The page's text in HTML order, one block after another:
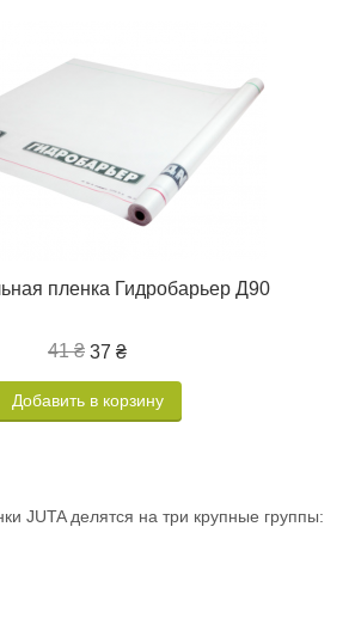
пленка Гидробарьер Д90
41 ₴ 37 ₴
Добавить в корзину
JUTA делятся на три крупные группы: